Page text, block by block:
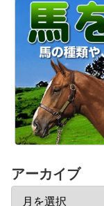
アーカイブ